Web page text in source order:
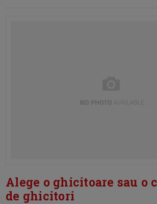
Alege o ghicitoare sau o
de ghicitori